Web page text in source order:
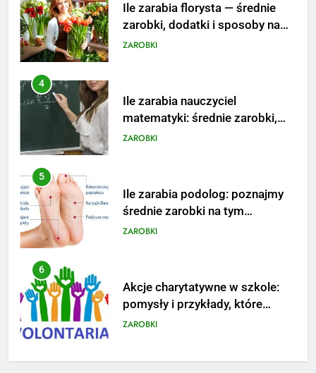
Ile zarabia nauczyciel
matematyki: średnie zarobki,
dodatki i perspektywy
ZAROBKI
5
Ile zarabia podolog: poznajmy
średnie zarobki na tym
stanowisku
ZAROBKI
6
Akcje charytatywne w szkole:
pomysły i przykłady, które
zainspirują
ZAROBKI
7
Jak przygotować się finansowo
na narodziny dziecka: ile to
kosztuje i jak zaplanować
PORADY
8